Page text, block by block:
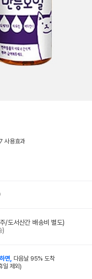
사용효과
/도서산간 배송비 별도)
)
면, 다음날 95% 도착
일 제외)